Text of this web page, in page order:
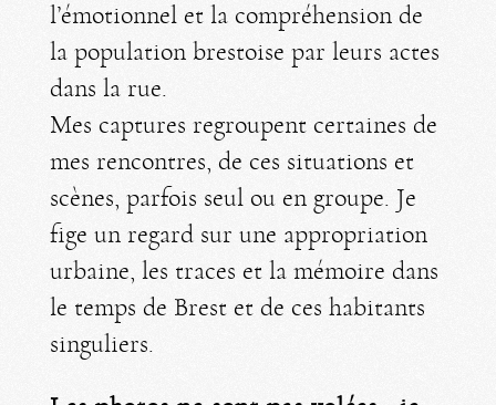
l’émotionnel et la compréhension de
la population brestoise par leurs actes
dans la rue.
Mes captures regroupent certaines de
mes rencontres, de ces situations et
scènes, parfois seul ou en groupe. Je
fige un regard sur une appropriation
urbaine, les traces et la mémoire dans
le temps de Brest et de ces habitants
singuliers.